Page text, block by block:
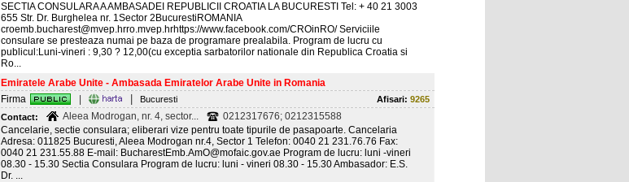
SECTIA CONSULARA A AMBASADEI REPUBLICII CROATIA LA BUCURESTI Tel: + 40 21 3003
655 Str. Dr. Burghelea nr. 1Sector 2BucurestiROMANIA
croemb.bucharest@mvep.hrro.mvep.hrhttps://www.facebook.com/CROinRO/ Serviciile
consulare se presteaza numai pe baza de programare prealabila. Program de lucru cu
publicul:Luni-vineri : 9,30 ? 12,00(cu exceptia sarbatorilor nationale din Republica Croatia si
Ro...
Emiratele Arabe Unite - Ambasada Emiratelor Arabe Unite in Romania
Firma
Bucuresti Afisari: 9265
Contact:
Aleea Modrogan, nr. 4, sector...
0212317676; 0212315588
Cancelarie, sectie consulara; eliberari vize pentru toate tipurile de pasapoarte. Cancelaria
Adresa: 011825 Bucuresti, Aleea Modrogan nr.4, Sector 1 Telefon: 0040 21 231.76.76 Fax:
0040 21 231.55.88 E-mail: BucharestEmb.AmO@mofaic.gov.ae Program de lucru: luni -vineri
08.30 - 15.30 Sectia Consulara Program de lucru: luni - vineri 08.30 - 15.30 Ambasador: E.S.
Dr. ...